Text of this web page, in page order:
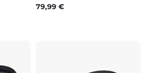
Prix
79,99 €